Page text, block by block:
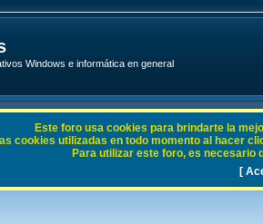
Windows e informática en general
Este foro usa cookies para brindarte la
cookies utilizadas en todo momento al hacer
Para utilizar este foro, es necesario
[